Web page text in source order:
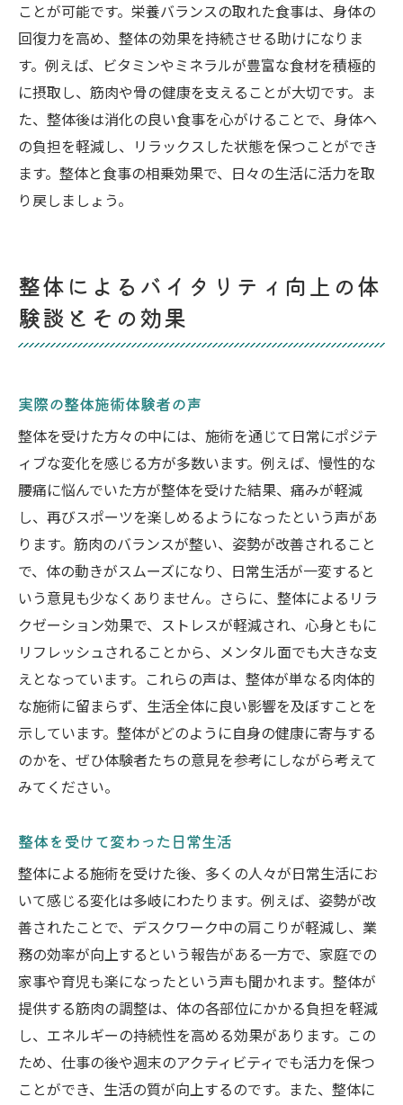
ことが可能です。栄養バランスの取れた食事は、身体の
回復力を高め、整体の効果を持続させる助けになりま
す。例えば、ビタミンやミネラルが豊富な食材を積極的
に摂取し、筋肉や骨の健康を支えることが大切です。ま
た、整体後は消化の良い食事を心がけることで、身体へ
の負担を軽減し、リラックスした状態を保つことができ
ます。整体と食事の相乗効果で、日々の生活に活力を取
り戻しましょう。
整体によるバイタリティ向上の体
験談とその効果
実際の整体施術体験者の声
整体を受けた方々の中には、施術を通じて日常にポジテ
ィブな変化を感じる方が多数います。例えば、慢性的な
腰痛に悩んでいた方が整体を受けた結果、痛みが軽減
し、再びスポーツを楽しめるようになったという声があ
ります。筋肉のバランスが整い、姿勢が改善されること
で、体の動きがスムーズになり、日常生活が一変すると
いう意見も少なくありません。さらに、整体によるリラ
クゼーション効果で、ストレスが軽減され、心身ともに
リフレッシュされることから、メンタル面でも大きな支
えとなっています。これらの声は、整体が単なる肉体的
な施術に留まらず、生活全体に良い影響を及ぼすことを
示しています。整体がどのように自身の健康に寄与する
のかを、ぜひ体験者たちの意見を参考にしながら考えて
みてください。
整体を受けて変わった日常生活
整体による施術を受けた後、多くの人々が日常生活にお
いて感じる変化は多岐にわたります。例えば、姿勢が改
善されたことで、デスクワーク中の肩こりが軽減し、業
務の効率が向上するという報告がある一方で、家庭での
家事や育児も楽になったという声も聞かれます。整体が
提供する筋肉の調整は、体の各部位にかかる負担を軽減
し、エネルギーの持続性を高める効果があります。この
ため、仕事の後や週末のアクティビティでも活力を保つ
ことができ、生活の質が向上するのです。また、整体に